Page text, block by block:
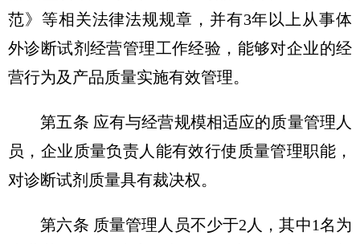
范》等相关法律法规规章，并有3年以上从事体
外诊断试剂经营管理工作经验，能够对企业的经
营行为及产品质量实施有效管理。
第五条 应有与经营规模相适应的质量管理人
员，企业质量负责人能有效行使质量管理职能，
对诊断试剂质量具有裁决权。
第六条 质量管理人员不少于2人，其中1名为